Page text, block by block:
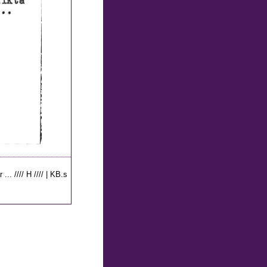
... //// H //// | KB.s